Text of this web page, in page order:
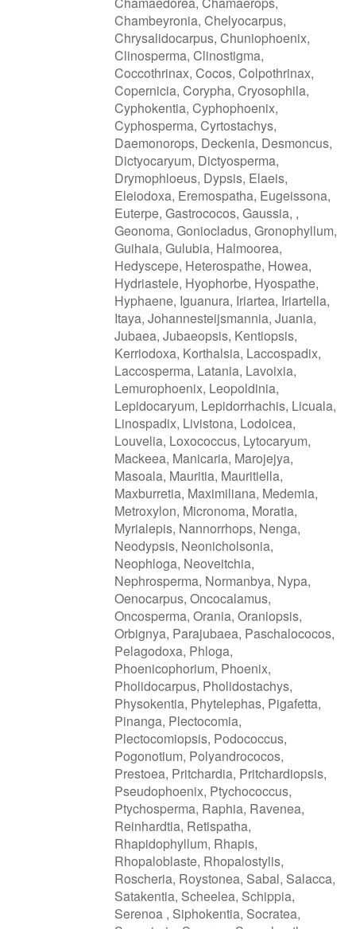
Chambeyronia, Chelyocarpus,
Chrysalidocarpus, Chuniophoenix,
Clinosperma, Clinostigma,
Coccothrinax, Cocos, Colpothrinax,
Copernicia, Corypha, Cryosophila,
Cyphokentia, Cyphophoenix,
Cyphosperma, Cyrtostachys,
Daemonorops, Deckenia, Desmoncus,
Dictyocaryum, Dictyosperma,
Drymophloeus, Dypsis, Elaeis,
Eleiodoxa, Eremospatha, Eugeissona,
Euterpe, Gastrococos, Gaussia, ,
Geonoma, Goniocladus, Gronophyllum,
Guihaia, Gulubia, Halmoorea,
Hedyscepe, Heterospathe, Howea,
Hydriastele, Hyophorbe, Hyospathe,
Hyphaene, Iguanura, Iriartea, Iriartella,
Itaya, Johannesteijsmannia, Juania,
Jubaea, Jubaeopsis, Kentiopsis,
Kerriodoxa, Korthalsia, Laccospadix,
Laccosperma, Latania, Lavoixia,
Lemurophoenix, Leopoldinia,
Lepidocaryum, Lepidorrhachis, Licuala,
Linospadix, Livistona, Lodoicea,
Louvelia, Loxococcus, Lytocaryum,
Mackeea, Manicaria, Marojejya,
Masoala, Mauritia, Mauritiella,
Maxburretia, Maximiliana, Medemia,
Metroxylon, Micronoma, Moratia,
Myrialepis, Nannorrhops, Nenga,
Neodypsis, Neonicholsonia,
Neophloga, Neoveitchia,
Nephrosperma, Normanbya, Nypa,
Oenocarpus, Oncocalamus,
Oncosperma, Orania, Oraniopsis,
Orbignya, Parajubaea, Paschalococos,
Pelagodoxa, Phloga,
Phoenicophorium, Phoenix,
Pholidocarpus, Pholidostachys,
Physokentia, Phytelephas, Pigafetta,
Pinanga, Plectocomia,
Plectocomiopsis, Podococcus,
Pogonotium, Polyandrococos,
Prestoea, Pritchardia, Pritchardiopsis,
Pseudophoenix, Ptychococcus,
Ptychosperma, Raphia, Ravenea,
Reinhardtia, Retispatha,
Rhapidophyllum, Rhapis,
Rhopaloblaste, Rhopalostylis,
Roscheria, Roystonea, Sabal, Salacca,
Satakentia, Scheelea, Schippia,
Serenoa , Siphokentia, Socratea,